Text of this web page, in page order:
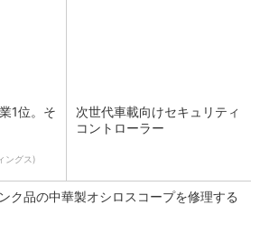
1位。そ
ングス)
次世代車載向けセキュリティ
コントローラー
ク品の中華製オシロスコープを修理する